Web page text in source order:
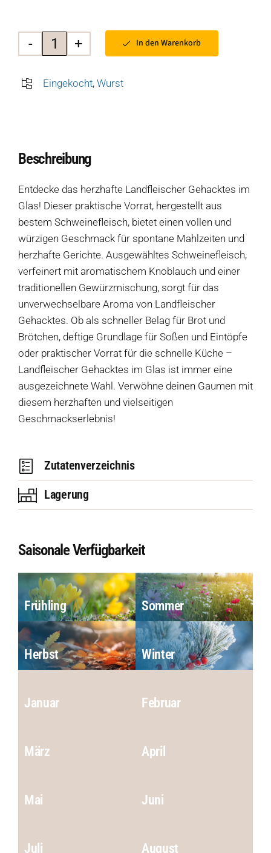
Landfleischer
Menge
In den Warenkorb
Eingekocht, Wurst
Beschreibung
Entdecke das herzhafte Landfleischer Gehacktes im
Glas! Dieser praktische Vorrat, hergestellt aus
bestem Schweinefleisch, bietet einen vollen und
würzigen Geschmack für spontane Mahlzeiten und
herzhafte Gerichte. Ausgewähltes Schweinefleisch,
verfeinert mit aromatischem Knoblauch und einer
traditionellen Gewürzmischung, sorgt für das
unverwechselbare Aroma von Landfleischer
Gehacktes. Ob als schneller Belag für Brot und
Brötchen, deftige Grundlage für Soßen und Eintöpfe
oder praktischer Vorrat für die schnelle Küche –
Landfleischer Gehacktes im Glas ist immer eine
ausgezeichnete Wahl. Verwöhne deinen Gaumen mit
diesem herzhaften und vielseitigen
Geschmackserlebnis!
Zutatenverzeichnis
Lagerung
Saisonale Verfügbarkeit
Frühling Sommer
Herbst Winter
Januar Februar
März April
Mai Juni
Juli August